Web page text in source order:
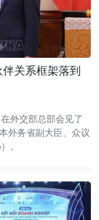
关系框架落到
外交部总部会见了
外务省副大臣、众议
。